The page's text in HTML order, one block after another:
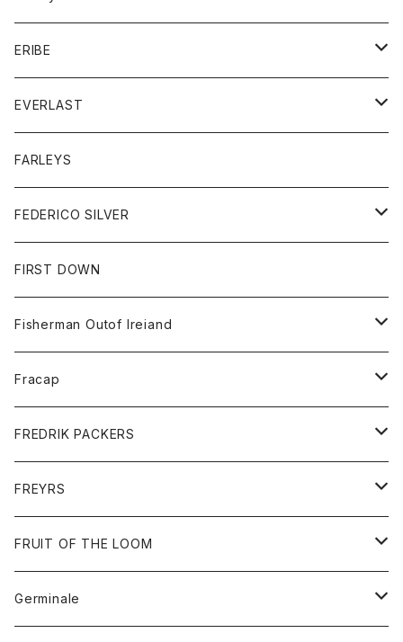
シャツ
Tシャツ
グッズ
帽子
トップス
シャツ
セーター
ボトム
ショートパンツ
パンツ
レディース
コート
ジャケット
Tシャツ
ボトム
ERIBE
ニット
EVERLAST
トップス
ジャケット
スエットシャツ
ボトム
スエットパンツ
グッズ
帽子
FARLEYS
FEDERICO SILVER
アクセサリー
FIRST DOWN
Fisherman Outof Ireiand
ニット
Fracap
グッズ
靴
FREDRIK PACKERS
アクセサリー
バッグ
FREYRS
サングラス
FRUIT OF THE LOOM
アウター
Germinale